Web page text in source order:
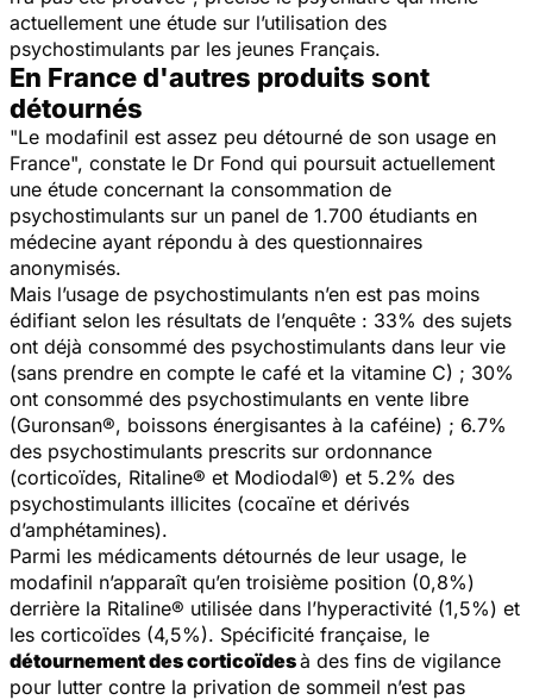
actuellement une étude sur l’utilisation des
psychostimulants par les jeunes Français.
En France d'autres produits sont
détournés
"Le modafinil est assez peu détourné de son usage en
France", constate le Dr Fond qui poursuit actuellement
une étude concernant la consommation de
psychostimulants sur un panel de 1.700 étudiants en
médecine ayant répondu à des questionnaires
anonymisés.
Mais l’usage de psychostimulants n’en est pas moins
édifiant selon les résultats de l’enquête : 33% des sujets
ont déjà consommé des psychostimulants dans leur vie
(sans prendre en compte le café et la vitamine C) ; 30%
ont consommé des psychostimulants en vente libre
(Guronsan®, boissons énergisantes à la caféine) ; 6.7%
des psychostimulants prescrits sur ordonnance
(corticoïdes, Ritaline® et Modiodal®) et 5.2% des
psychostimulants illicites (cocaïne et dérivés
d’amphétamines).
Parmi les médicaments détournés de leur usage, le
modafinil n’apparaît qu’en troisième position (0,8%)
derrière la Ritaline® utilisée dans l’hyperactivité (1,5%) et
les corticoïdes (4,5%). Spécificité française, le
détournement des corticoïdesà des fins de vigilance
pour lutter contre la privation de sommeil n’est pas